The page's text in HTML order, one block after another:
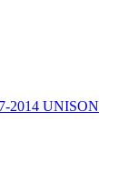
2014 UNISON